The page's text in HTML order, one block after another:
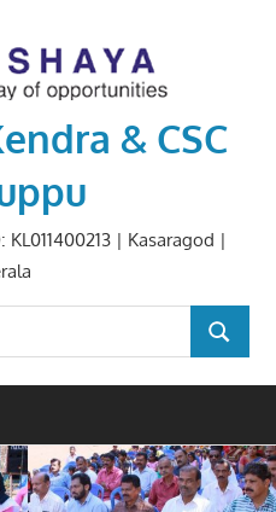
& CSC
| Kasaragod |
SEARCH